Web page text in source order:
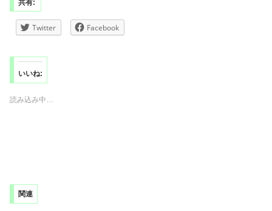
共有:
Twitter Facebook
いいね:
読み込み中…
関連